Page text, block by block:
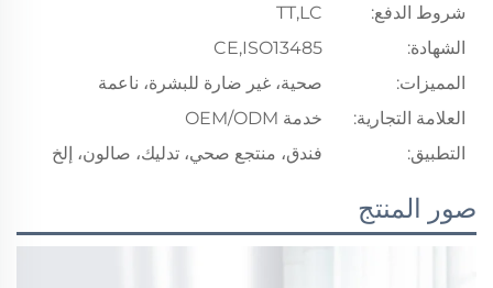
شروط الدفع:
TT,LC
الشهادة:
CE,ISO13485
المميزات:
صحية، غير ضارة للبشرة، ناعمة
العلامة التجارية:
خدمة OEM/ODM
التطبيق:
فندق، منتجع صحي، تدليك، صالون، إلخ
صور المنتج